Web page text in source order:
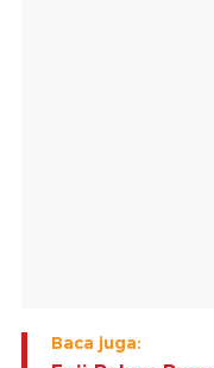
Baca juga: